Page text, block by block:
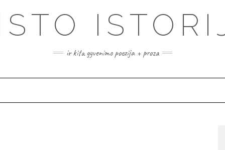
ir kita gyvenimo poezija + proza